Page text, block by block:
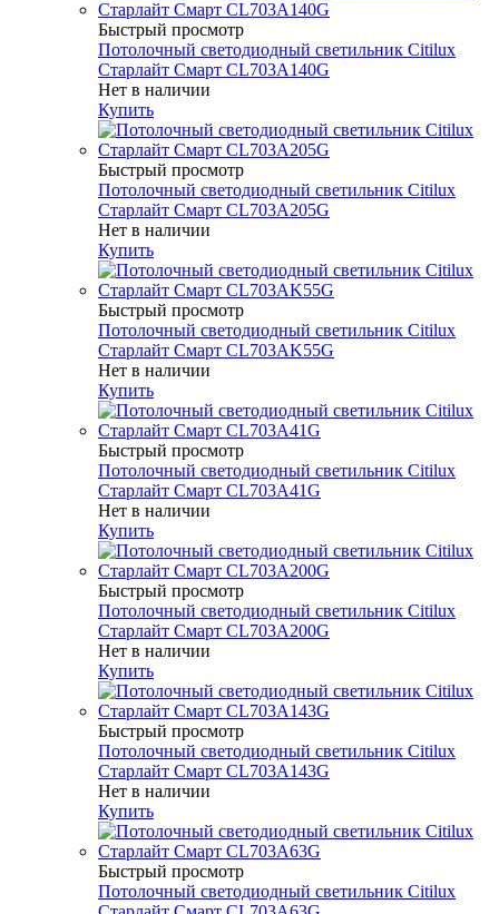
Быстрый просмотр
Потолочный светодиодный светильник Citilux
Старлайт Смарт CL703A140G
Нет в наличии
Купить
Быстрый просмотр
Потолочный светодиодный светильник Citilux
Старлайт Смарт CL703A205G
Нет в наличии
Купить
Быстрый просмотр
Потолочный светодиодный светильник Citilux
Старлайт Смарт CL703AK55G
Нет в наличии
Купить
Быстрый просмотр
Потолочный светодиодный светильник Citilux
Старлайт Смарт CL703A41G
Нет в наличии
Купить
Быстрый просмотр
Потолочный светодиодный светильник Citilux
Старлайт Смарт CL703A200G
Нет в наличии
Купить
Быстрый просмотр
Потолочный светодиодный светильник Citilux
Старлайт Смарт CL703A143G
Нет в наличии
Купить
Быстрый просмотр
Потолочный светодиодный светильник Citilux